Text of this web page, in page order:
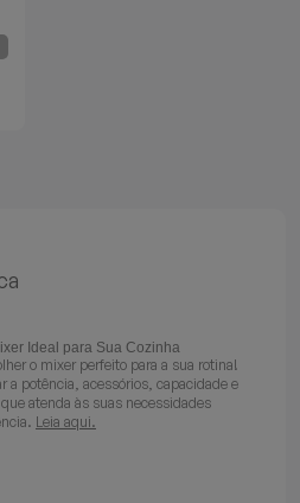
Ideal para Sua Cozinha
o mixer perfeito para a sua rotina!
a potência, acessórios, capacidade e
atenda às suas necessidades
Leia aqui.